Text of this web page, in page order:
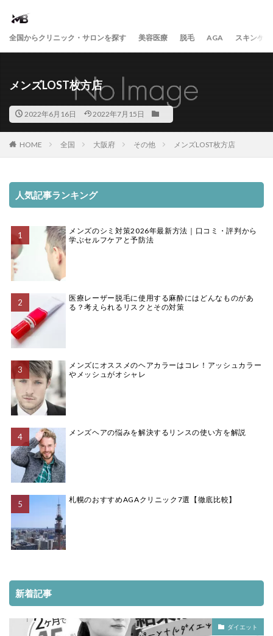
全国からクリニック・サロンを探す 美容医療 脱毛 AGA スキンケア
メンズLOST枚方店
2022年6月16日 2022年7月15日
HOME 全国 大阪府 その他 メンズLOST枚方店
人気記事ランキング
メンズのシミ対策2026年最新方法｜口コミ・評判から
学ぶセルフケアと予防法
医療レーザー脱毛に使用する麻酔にはどんなものがあ
る？考えられるリスクとその対策
メンズにオススメのヘアカラーはコレ！アッシュカラー
やメッシュがオシャレ
メンズヘアの悩みを解決するリンスの使い方を解説
札幌のおすすめAGAクリニック7選【徹底比較】
新着記事
ダイエット